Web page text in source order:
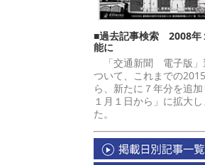
■過去記事検索 2008年
能に
「交通新聞 電子版」
ついて、これまでの
ら、新たに７年分を追
１月１日から」に拡大し
た。 交通